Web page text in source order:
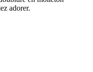
adorer.